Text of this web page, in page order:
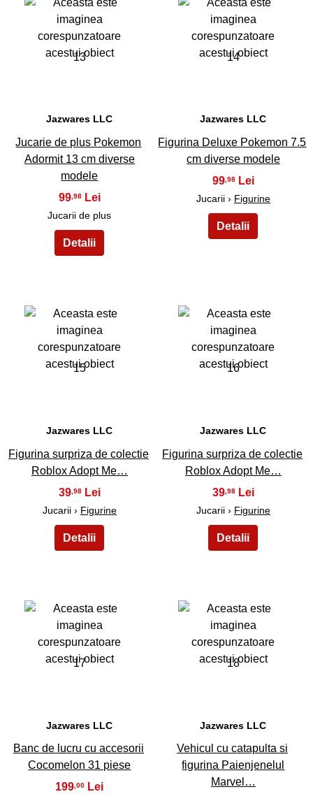
13
Jazwares LLC
Jucarie de plus Pokemon
Adormit 13 cm diverse
modele
99,98
Jucarii de plus
14
Jazwares LLC
Figurina Deluxe Pokemon 7.5
cm diverse modele
99,98
Jucarii › Figurine
15
Jazwares LLC
Figurina surpriza de colectie
Roblox Adopt Me…
39,98
Jucarii › Figurine
16
Jazwares LLC
Figurina surpriza de colectie
Roblox Adopt Me…
39,98
Jucarii › Figurine
17
Jazwares LLC
Banc de lucru cu accesorii
Cocomelon 31 piese
199 ,00
18
Jazwares LLC
Vehicul cu catapulta si
figurina Paienjenelul
Marvel…